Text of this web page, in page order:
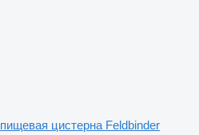
пищевая цистерна Feldbinder